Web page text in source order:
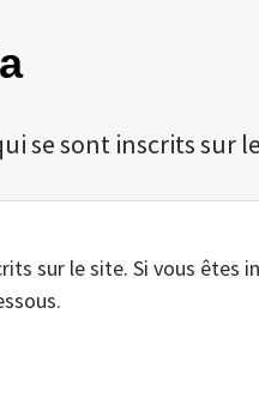
se sont inscrits sur
sur le site. Si vous êtes